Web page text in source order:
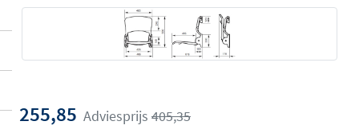
255,85 Adviesprijs 405,35